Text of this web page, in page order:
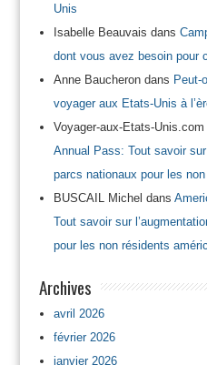
Unis
Isabelle Beauvais dans
dont vous avez besoin pour
Anne Baucherondans Peut-
voyager aux Etats-Unis à
Voyager-aux-Etats-Unis.com
Annual Pass: Tout savoir
parcs nationaux pour les
BUSCAIL Michel dans
Tout savoir sur
pour les non résidents
Archives
avril 2026
février 2026
janvier 2026